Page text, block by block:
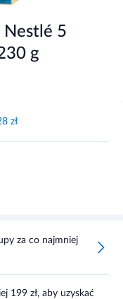
Nestlé 5
g
zł
za co najmniej
199 zł, aby uzyskać